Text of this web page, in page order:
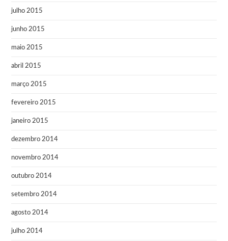
julho 2015
junho 2015
maio 2015
abril 2015
março 2015
fevereiro 2015
janeiro 2015
dezembro 2014
novembro 2014
outubro 2014
setembro 2014
agosto 2014
julho 2014